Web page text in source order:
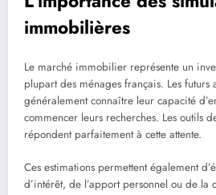
immobilières
Le marché immobilier représente un
plupart des ménages français. Les futurs
généralement connaître leur capacité
commencer leurs recherches. Les outils
répondent parfaitement à cette attente.
Ces estimations permettent également
d’intérêt, de l’apport personnel ou de